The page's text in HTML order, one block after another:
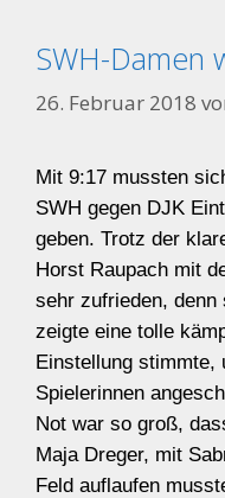
SWH-Damen
26. Februar 2018
Mit 9:17 mussten
SWH gegen DJK
geben. Trotz der
Horst Raupach mit
sehr zufrieden,
zeigte eine tolle
Einstellung stimmte,
Spielerinnen
Not war so groß,
Maja Dreger, mit
Feld auflaufen